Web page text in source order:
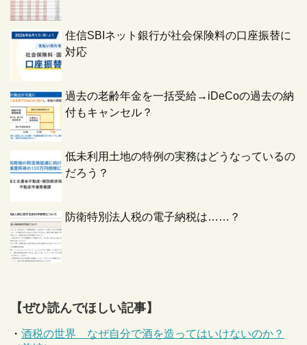
住信SBIネット銀行が社会保険料の口座振替に
対応
過去の老齢年金を一括受給→iDeCoの過去の納
付もキャンセル？
低未利用土地の特例の実務はどうなっているの
だろう？
防衛特別法人税の電子納税は……？
【ぜひ読んでほしい記事】
・ 酒税の世界 なぜ自分で酒を造ってはいけないのか？